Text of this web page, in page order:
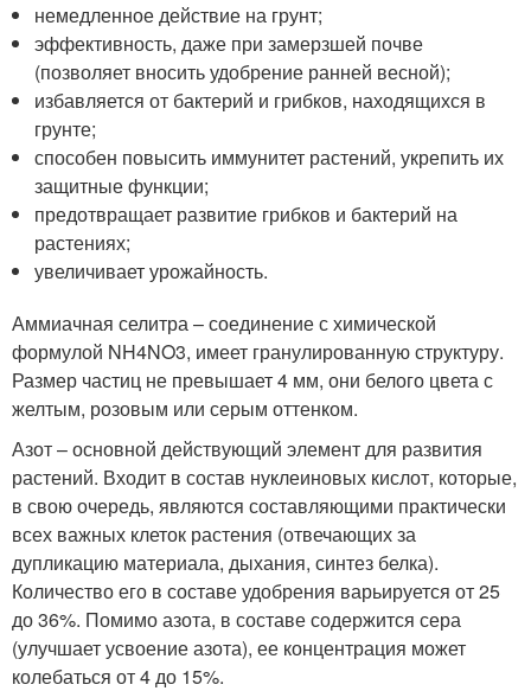
немедленное действие на грунт;
эффективность, даже при замерзшей почве
(позволяет вносить удобрение ранней весной);
избавляется от бактерий и грибков, находящихся в
грунте;
способен повысить иммунитет растений, укрепить их
защитные функции;
предотвращает развитие грибков и бактерий на
растениях;
увеличивает урожайность.
Аммиачная селитра – соединение с химической
формулой NH4NO3, имеет гранулированную структуру.
Размер частиц не превышает 4 мм, они белого цвета с
желтым, розовым или серым оттенком.
Азот – основной действующий элемент для развития
растений. Входит в состав нуклеиновых кислот, которые,
в свою очередь, являются составляющими практически
всех важных клеток растения (отвечающих за
дупликацию материала, дыхания, синтез белка).
Количество его в составе удобрения варьируется от 25
до 36%. Помимо азота, в составе содержится сера
(улучшает усвоение азота), ее концентрация может
колебаться от 4 до 15%.